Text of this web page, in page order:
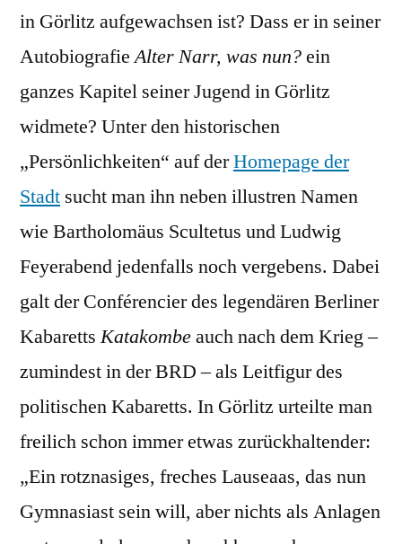
in Görlitz aufgewachsen ist? Dass er in seiner
AutobiografieAlter Narr, was nun?ein
ganzes Kapitel seiner Jugend in Görlitz
widmete? Unter den historischen
„Persönlichkeiten“ auf derHomepage der
Stadt sucht man ihn neben illustren Namen
wie Bartholomäus Scultetus und Ludwig
Feyerabend jedenfalls noch vergebens. Dabei
galt der Conférencier des legendären Berliner
KabarettsKatakombeauch nach dem Krieg –
zumindest in der BRD – als Leitfigur des
politischen Kabaretts. In Görlitz urteilte man
freilich schon immer etwas zurückhaltender:
„Ein rotznasiges, freches Lauseaas, das nun
Gymnasiast sein will, aber nichts als Anlagen